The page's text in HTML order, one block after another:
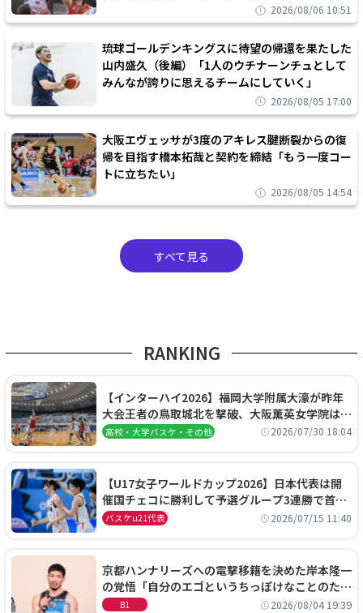
2026/08/06 10:51
琉球ゴールデンキングスに待望の帰還を果たした
山内盛久（後編）「1人のウチナーンチュとして
みんなが誇りに思えるチームにしていく」
2026/08/05 17:00
大阪エヴェッサが3度のアキレス腱断裂からの復
帰を目指す橋本拓哉と契約を締結「もう一度コー
トに立ちたい」
2026/08/05 14:54
すべて見る
RANKING
【インターハイ2026】福岡大学附属大濠が昨年
大会王者の鳥取城北を撃破、大阪薫英女学院は岐
阜女子に完勝、大会3日目試合結果
高校・大学バスケ・その他 2026/07/30 18:04
【U17女子ワールドカップ2026】日本代表は開
催国チェコに勝利して予選グループ3連勝で首位
通過！準々決勝の相手はエジプトに決定
バスケu21代表 2026/07/15 11:40
京都ハンナリーズへの電撃移籍を決めた岸本隆一
の覚悟「自分のエゴというちっぽけなことのため
に、京都に来たわけではない」
B1 2026/08/04 19:39